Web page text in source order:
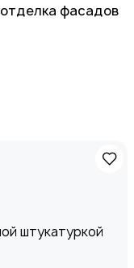
фасадов